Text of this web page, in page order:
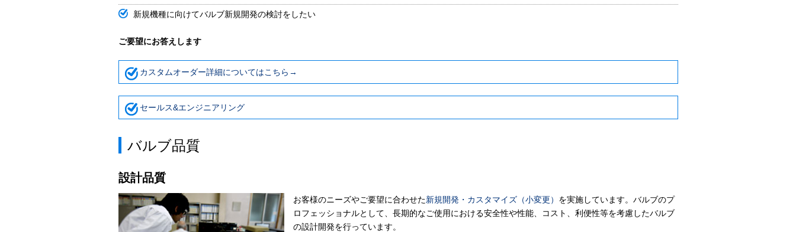
新規機種に向けてバルブ新規開発の検討をしたい
ご要望にお答えします
カスタムオーダー詳細についてはこちら→
セールス&エンジニアリング
バルブ品質
設計品質
お客様のニーズやご要望に合わせた新規開発・カスタマイズ（小変更） を実施しています。バルブのプ
ロフェッショナルとして、長期的なご使用における安全性や性能、コスト、利便性等を考慮したバルブ
の設計開発を行っています。